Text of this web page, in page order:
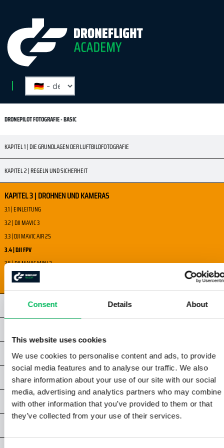
Consent Details About
This website uses cookies
We use cookies to personalise content and ads, to provide
social media features and to analyse our traffic. We also
share information about your use of our site with our social
media, advertising and analytics partners who may combine
with other information that you’ve provided to them or that
they’ve collected from your use of their services.
DRONEPILOT FOTOGRAFIE - BASIC
KAPITEL 1 | DIE GRUNDLAGEN DER LUFTBILDFOTOGRAFIE
KAPITEL 2 | REGELN UND SICHERHEIT
KAPITEL 3 | DROHNEN UND KAMERAS
3.1 | EINLEITUNG
3.2 | DJI MAVIC 3
3.3 | DJI MAVIC AIR 2S
3.4 | DJI FPV
3.5 | DJI MAVIC MINI 2
3.6 | DJI INSPIRE 2
KAPITEL 4 | GRUNDLAGEN DER DIGITALKAMERA
KAPITEL 6 | LICHTVERHÄLTNISSE
KAPITEL 7 | KOMPOSITION & EINRAHMUNG
KAPITEL 8 | SPEZIELLE TECHNIKEN